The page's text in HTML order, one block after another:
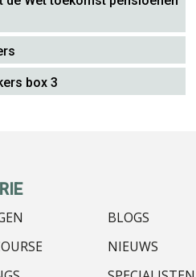
box 3
BLOGS
NIEUWS